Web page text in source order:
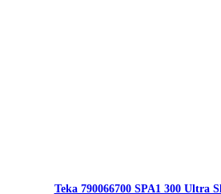
Teka 790066700 SPA1 300 Ultra